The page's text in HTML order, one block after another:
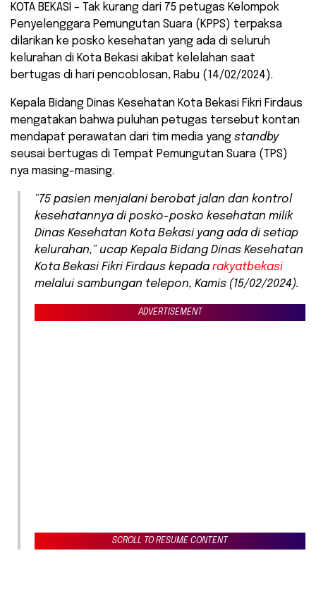
KOTA BEKASI – Tak kurang dari 75 petugas Kelompok
Penyelenggara Pemungutan Suara (KPPS) terpaksa
dilarikan ke posko kesehatan yang ada di seluruh
kelurahan di Kota Bekasi akibat kelelahan saat
bertugas di hari pencoblosan, Rabu (14/02/2024).
Kepala Bidang Dinas Kesehatan Kota Bekasi Fikri Firdaus
mengatakan bahwa puluhan petugas tersebut kontan
mendapat perawatan dari tim media yang standby
seusai bertugas di Tempat Pemungutan Suara (TPS)
nya masing-masing.
“75 pasien menjalani berobat jalan dan kontrol
kesehatannya di posko-posko kesehatan milik
Dinas Kesehatan Kota Bekasi yang ada di setiap
kelurahan,” ucap Kepala Bidang Dinas Kesehatan
Kota Bekasi Fikri Firdaus kepada rakyatbekasi
melalui sambungan telepon, Kamis (15/02/2024).
ADVERTISEMENT
SCROLL TO RESUME CONTENT